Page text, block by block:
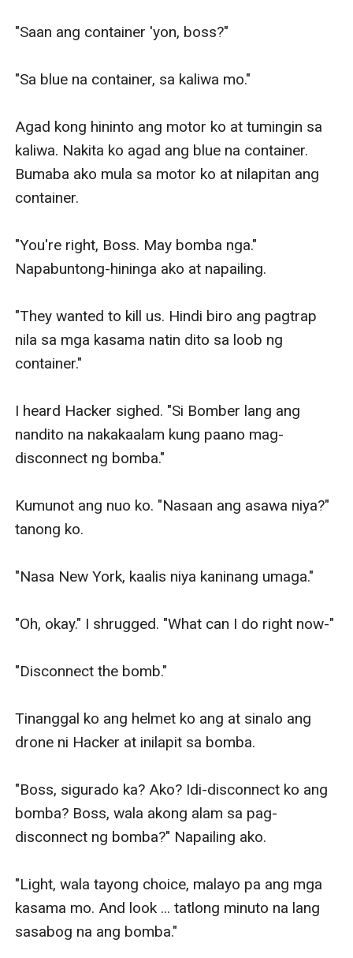
"Saan ang container 'yon, boss?"
"Sa blue na container, sa kaliwa mo."
Agad kong hininto ang motor ko at tumingin sa
kaliwa. Nakita ko agad ang blue na container.
Bumaba ako mula sa motor ko at nilapitan ang
container.
"You're right, Boss. May bomba nga."
Napabuntong-hininga ako at napailing.
"They wanted to kill us. Hindi biro ang pagtrap
nila sa mga kasama natin dito sa loob ng
container."
I heard Hacker sighed. "Si Bomber lang ang
nandito na nakakaalam kung paano mag-
disconnect ng bomba."
Kumunot ang nuo ko. "Nasaan ang asawa niya?"
tanong ko.
"Nasa New York, kaalis niya kaninang umaga."
"Oh, okay." I shrugged. "What can I do right now-"
"Disconnect the bomb."
Tinanggal ko ang helmet ko ang at sinalo ang
drone ni Hacker at inilapit sa bomba.
"Boss, sigurado ka? Ako? Idi-disconnect ko ang
bomba? Boss, wala akong alam sa pag-
disconnect ng bomba?" Napailing ako.
"Light, wala tayong choice, malayo pa ang mga
kasama mo. And look ... tatlong minuto na lang
sasabog na ang bomba."